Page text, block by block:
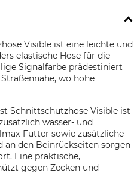
Visible ist eine leichte und
elastische Hose für die
Signalfarbe prädestiniert
wo hohe
Schnittschutzhose Visible ist
wasser- und
Futter sowie zusätzliche
an den Beinrückseiten sorgen
Eine praktische,
gegen Zecken und